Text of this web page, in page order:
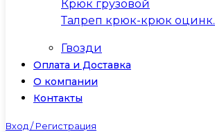
Крюк грузовой
Талреп крюк-крюк оцинк.
Гвозди
Оплата и Доставка
О компании
Контакты
Вход / Регистрация